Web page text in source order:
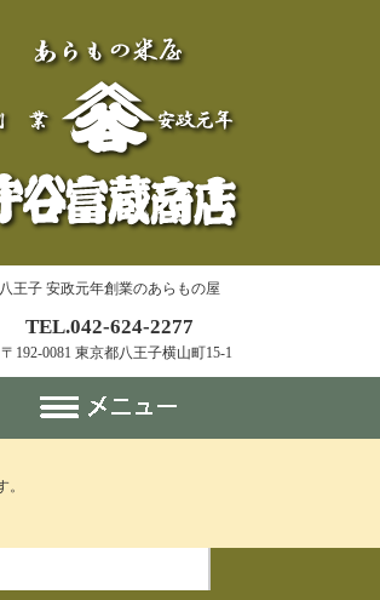
八王子 安政元年創業のあらもの屋
TEL.042-624-2277
192-0081 東京都八王子横山町15-1